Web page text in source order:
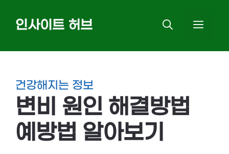
인사이트 허브
건강해지는 정보
변비 원인 해결방법
예방법 알아보기